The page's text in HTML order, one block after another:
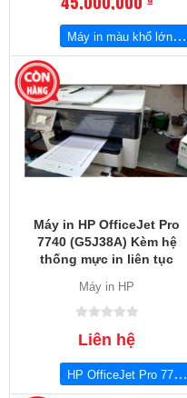
Máy in màu khổ lớn HP DesignJet T520 24-in Printer
Máy in HP OfficeJet Pro
7740 (G5J38A) Kèm hệ
thống mực in liên tục
Máy in HP
Liên hệ
HP OfficeJet Pro 7740 Wide Format All-in-One Printer (G5J38A) Kèm hệ thống mực in liên tục 400ML